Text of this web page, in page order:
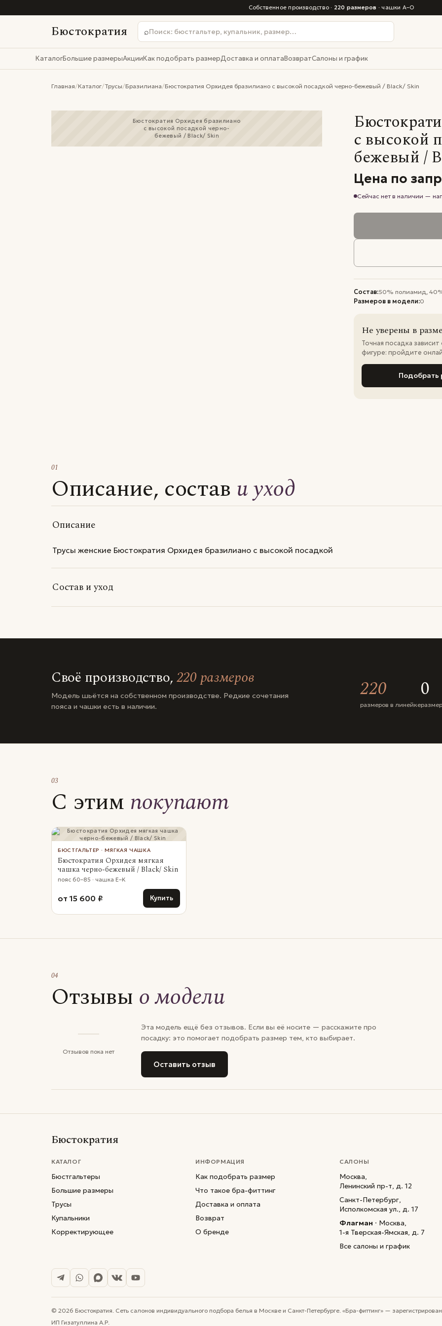
Собственное производство · 220 размеров · чашки A–O
Бюстократия ⌕
КаталогБольшие размерыАкцииКак подобрать размерДоставка и оплатаВозвратСалоны и график
Главная/Каталог/Трусы/Бразилиана/Бюстократия Орхидея бразилиано с высокой посадкой черно-бежевый / Black/ Skin
Бюстократия Орхидея бразилиано
с высокой посадкой черно-
бежевый / Black/ Skin
с высокой
бежевый /
Цена по
Сейчас нет в наличии —
Состав:50% полиамид,
Размеров в модели:0
Не уверены в
Точная посадка
фигуре: пройдите
Подобрать
01
Описание, состав и уход
Описание
Трусы женские Бюстократия Орхидея бразилиано с высокой посадкой
Состав и уход
Своё производство,220 размеров
Модель шьётся на собственном производстве. Редкие сочетания
пояса и чашки есть в наличии.
220
размеров в линейке
0
03
С этим покупают
БЮСТГАЛЬТЕР · МЯГКАЯ ЧАШКА
Бюстократия Орхидея мягкая
чашка черно-бежевый / Black/ Skin
пояс 60–85 · чашка E–K
от 15 600 ₽ Купить
04
Отзывы о модели
—
Отзывов пока нет
Эта модель ещё без отзывов. Если вы её носите — расскажите про
посадку: это помогает подобрать размер тем, кто выбирает.
Оставить отзыв
Бюстократия
КАТАЛОГ
Бюстгальтеры
Большие размеры
Трусы
Купальники
Корректирующее
ИНФОРМАЦИЯ
Как подобрать размер
Что такое бра-фиттинг
Доставка и оплата
Возврат
О бренде
САЛОНЫ
Москва,
Ленинский пр-т, д. 12
Санкт-Петербург,
Исполкомская ул., д. 17
Флагман · Москва,
1-я Тверская-Ямская, д. 7
Все салоны и график
© 2026 Бюстократия. Сеть салонов индивидуального подбора белья в Москве и Санкт-Петербурге. «Бра-фиттинг» —
ИП Гизатуллина А.Р.